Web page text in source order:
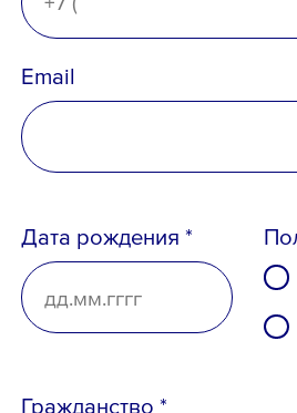
конфиденциальности,
Порядком
резерваи согласен
на
персональных данных
Email
Дата рождения *
Гражданство *